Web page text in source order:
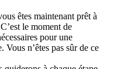
êtes maintenant prêt à
le moment de
pour une
n’êtes pas sûr de ce